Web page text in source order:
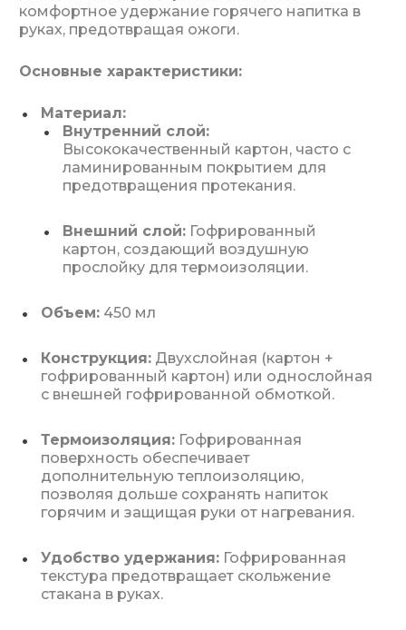
комфортное удержание горячего напитка в
руках, предотвращая ожоги.
Основные характеристики:
Материал:
Внутренний слой:
Высококачественный картон, часто с
ламинированным покрытием для
предотвращения протекания.
Внешний слой: Гофрированный
картон, создающий воздушную
прослойку для термоизоляции.
Объем: 450 мл
Конструкция: Двухслойная (картон +
гофрированный картон) или однослойная
с внешней гофрированной обмоткой.
Термоизоляция: Гофрированная
поверхность обеспечивает
дополнительную теплоизоляцию,
позволяя дольше сохранять напиток
горячим и защищая руки от нагревания.
Удобство удержания: Гофрированная
текстура предотвращает скольжение
стакана в руках.